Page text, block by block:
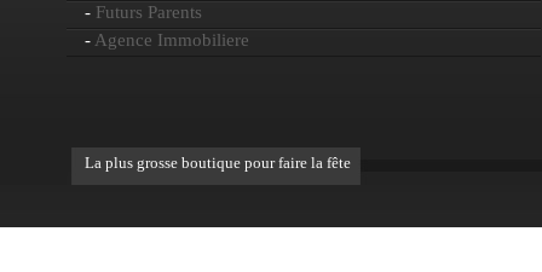
- Futurs Parents
- Agence Immobiliere
La plus grosse boutique pour faire la fête